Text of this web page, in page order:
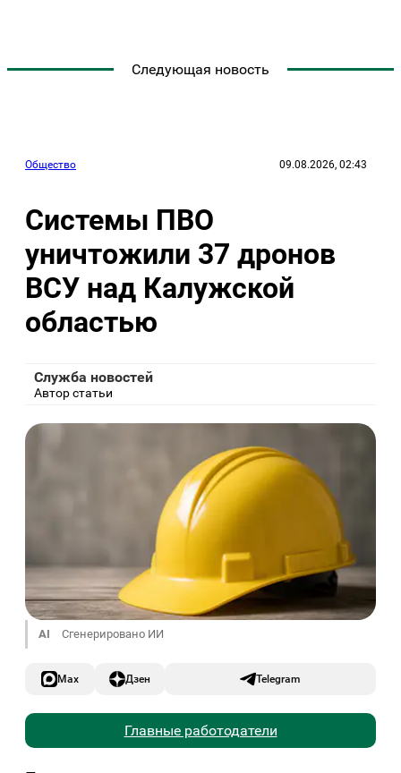
Следующая новость
Общество 09.08.2026, 02:43
Системы ПВО
уничтожили 37 дронов
ВСУ над Калужской
областью
Служба новостей
Автор статьи
AI Сгенерировано ИИ
Max Дзен Telegram
Главные работодатели